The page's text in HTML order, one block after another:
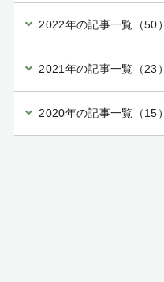
2022年の記事一覧（50）
2021年の記事一覧（23）
2020年の記事一覧（15）